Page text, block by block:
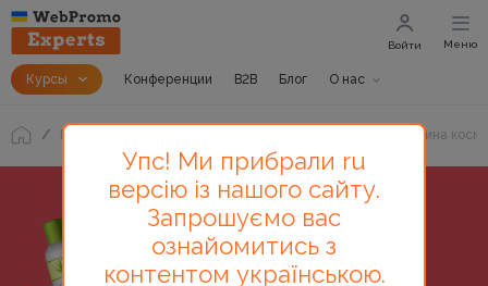
Курсы Конференции B2B Блог О нас
Войти Меню
Блог Экспертные комментарии для интернет-магазина
Упс! Ми прибрали ru
версію із нашого сайту.
Запрошуємо вас
ознайомитись з
контентом українською.